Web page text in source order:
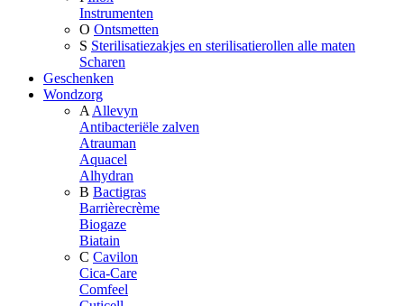
Instrumenten
O Ontsmetten
S Sterilisatiezakjes en sterilisatierollen alle maten
Scharen
Geschenken
Wondzorg
A Allevyn
Antibacteriële zalven
Atrauman
Aquacel
Alhydran
B Bactigras
Barrièrecrème
Biogaze
Biatain
C Cavilon
Cica-Care
Comfeel